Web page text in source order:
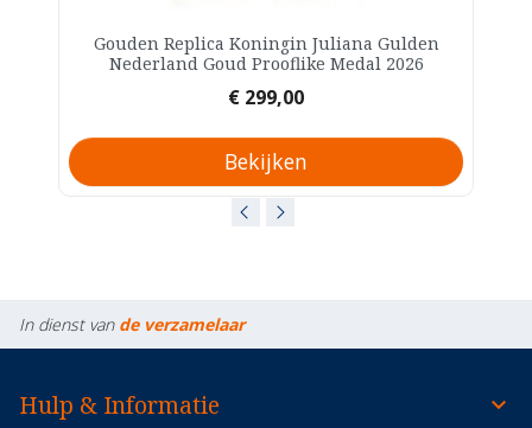
Gouden Replica Koningin Juliana Gulden
Nederland Goud Prooflike Medal 2026
Prijs
€ 299,00
Bekijken
In dienst van de verzamelaar
Hulp & Informatie